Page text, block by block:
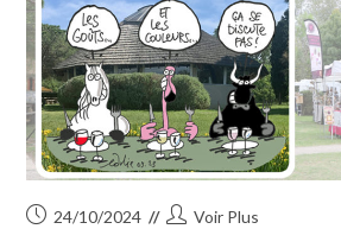
Publication
24/10/2024
Auteur/autrice
Voir Plus